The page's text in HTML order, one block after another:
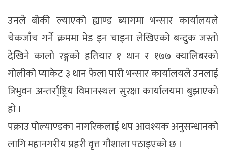
उनले बोकी ल्याएको ह्याण्ड ब्यागमा भन्सार कार्यालयले
चेकजाँच गर्ने क्रममा मेड इन चाइना लेखिएको बन्दुक जस्तो
देखिने कालो रङ्गको हतियार १ थान र १७७ क्यालिबरको
गोलीको प्याकेट ३ थान फेला पारी भन्सार कार्यालयले उनलाई
त्रिभुवन अन्तर्रा्ष्ट्रिय विमानस्थल सुरक्षा कार्यालयमा बुझाएको
हो ।
पक्राउ पोल्याण्डका नागरिकलाई थप आवश्यक अनुसन्धानको
लागि महानगरीय प्रहरी वृत्त गौशाला पठाइएको छ ।